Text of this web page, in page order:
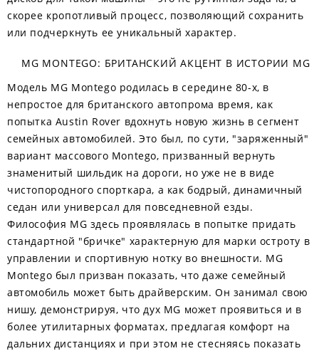
скорее кропотливый процесс, позволяющий сохранить
или подчеркнуть ее уникальный характер.
MG MONTEGO: БРИТАНСКИЙ АКЦЕНТ В ИСТОРИИ MG
Модель MG Montego родилась в середине 80-х, в
непростое для британского автопрома время, как
попытка Austin Rover вдохнуть новую жизнь в сегмент
семейных автомобилей. Это был, по сути, "заряженный"
вариант массового Montego, призванный вернуть
знаменитый шильдик на дороги, но уже не в виде
чистопородного спорткара, а как бодрый, динамичный
седан или универсал для повседневной езды.
Философия MG здесь проявлялась в попытке придать
стандартной "бричке" характерную для марки остроту в
управлении и спортивную нотку во внешности. MG
Montego был призван показать, что даже семейный
автомобиль может быть драйверским. Он занимал свою
нишу, демонстрируя, что дух MG может проявиться и в
более утилитарных форматах, предлагая комфорт на
дальних дистанциях и при этом не стесняясь показать